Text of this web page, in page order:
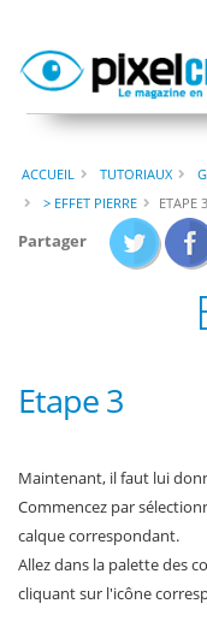
ACCUEIL TUTORIAUX
> EFFET PIERRE
ETAPE 3
Partager
Etape 3
Maintenant, il faut lui
Commencez par
calque correspondant.
Allez dans la palette des
cliquant sur l'icône